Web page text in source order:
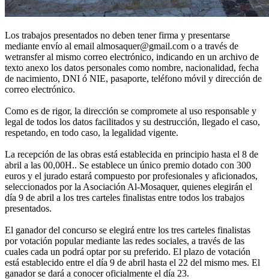
Los trabajos presentados no deben tener firma y presentarse
mediante envío al email almosaquer@gmail.com o a través de
wetransfer al mismo correo electrónico, indicando en un archivo de
texto anexo los datos personales como nombre, nacionalidad, fecha
de nacimiento, DNI ó NIE, pasaporte, teléfono móvil y dirección de
correo electrónico.
Como es de rigor, la dirección se compromete al uso responsable y
legal de todos los datos facilitados y su destrucción, llegado el caso,
respetando, en todo caso, la legalidad vigente.
La recepción de las obras está establecida en principio hasta el 8 de
abril a las 00,00H.. Se establece un único premio dotado con 300
euros y el jurado estará compuesto por profesionales y aficionados,
seleccionados por la Asociación Al-Mosaquer, quienes elegirán el
día 9 de abril a los tres carteles finalistas entre todos los trabajos
presentados.
El ganador del concurso se elegirá entre los tres carteles finalistas
por votación popular mediante las redes sociales, a través de las
cuales cada un podrá optar por su preferido. El plazo de votación
está establecido entre el día 9 de abril hasta el 22 del mismo mes. El
ganador se dará a conocer oficialmente el día 23.